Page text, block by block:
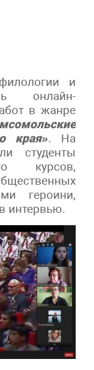
и
онлайн-
в жанре
края». На
студенты
курсов,
героини,
интервью.